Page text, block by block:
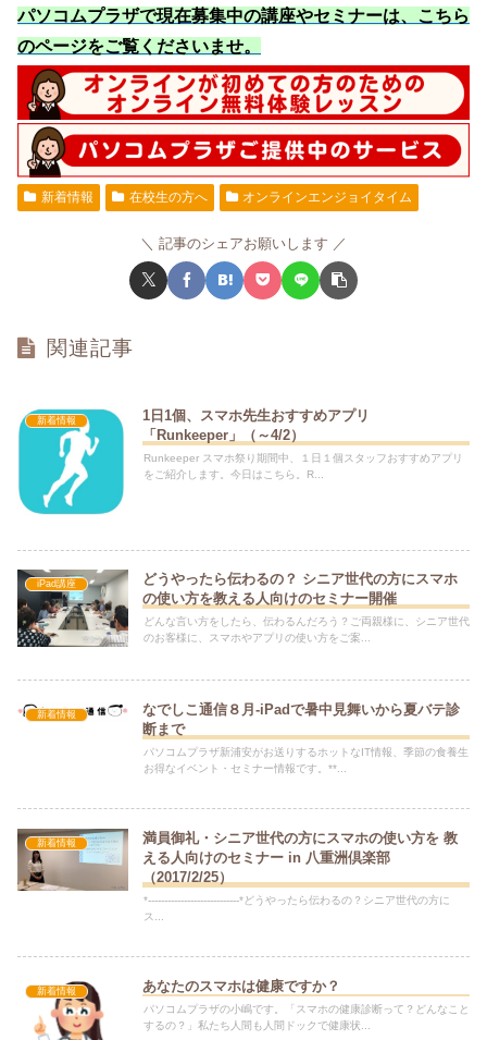
パソコムプラザで現在募集中の講座やセミナーは、こちら
のページをご覧くださいませ。
新着情報 在校生の方へ オンラインエンジョイタイム
記事のシェアお願いします
関連記事
新着情報
1日1個、スマホ先生おすすめアプリ
「Runkeeper」（～4/2）
Runkeeper スマホ祭り期間中、１日１個スタッフおすすめアプリ
をご紹介します。今日はこちら。R...
iPad講座
どうやったら伝わるの？ シニア世代の方にスマホ
の使い方を教える人向けのセミナー開催
どんな言い方をしたら、伝わるんだろう？ご両親様に、シニア世代
のお客様に、スマホやアプリの使い方をご案...
新着情報
なでしこ通信８月-iPadで暑中見舞いから夏バテ診
断まで
パソコムプラザ新浦安がお送りするホットなIT情報、季節の食養生
お得なイベント・セミナー情報です。**...
新着情報
満員御礼・シニア世代の方にスマホの使い方を 教
える人向けのセミナー in 八重洲倶楽部
（2017/2/25）
*----------------------------*どうやったら伝わるの？シニア世代の方に
ス...
新着情報 あなたのスマホは健康ですか？
パソコムプラザの小嶋です。「スマホの健康診断って？どんなこと
するの？」私たち人間も人間ドックで健康状...